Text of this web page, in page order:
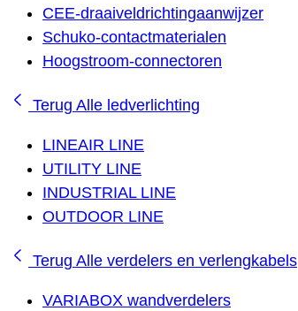
CEE-draaiveldrichtingaanwijzer
Schuko-contactmaterialen
Hoogstroom-connectoren
Terug Alle ledverlichting
LINEAIR LINE
UTILITY LINE
INDUSTRIAL LINE
OUTDOOR LINE
Terug Alle verdelers en verlengkabels
VARIABOX wandverdelers